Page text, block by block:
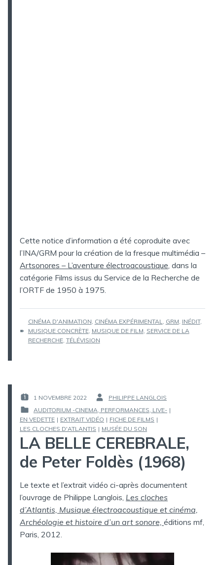
Cette notice d’information a été coproduite avec
l’INA/GRM pour la création de la fresque multimédia –
Artsonores – L’aventure électroacoustique, dans la
catégorie Films issus du Service de la Recherche de
l’ORTF de 1950 à 1975.
ÉTIQUETTES :
CINÉMA D'ANIMATION, CINÉMA EXPÉRIMENTAL, GRM, INÉDIT,
MUSIQUE CONCRÈTE, MUSIQUE DE FILM, SERVICE DE LA
RECHERCHE, TÉLÉVISION
PUBLIÉ
1 NOVEMBRE 2022
PAR :
PHILIPPE LANGLOIS
PUBLIÉ
DANS
AUDITORIUM -CINEMA, PERFORMANCES, LIVE- |
EN VEDETTE | EXTRAIT VIDÉO | FICHE DE FILMS |
LES CLOCHES D'ATLANTIS | MUSÉE DU SON
LA BELLE CEREBRALE,
de Peter Foldès (1968)
Le texte et l’extrait vidéo ci-après documentent
l’ouvrage de Philippe Langlois, Les cloches
d’Atlantis, Musique électroacoustique et cinéma,
Archéologie et histoire d’un art sonore, éditions mf,
Paris, 2012.